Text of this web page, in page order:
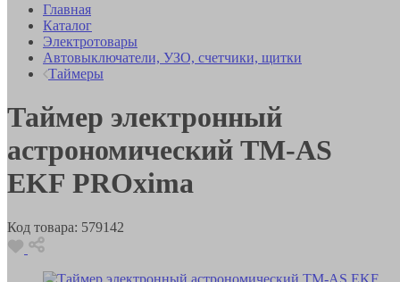
Главная
Каталог
Электротовары
Автовыключатели, УЗО, счетчики, щитки
Таймеры
Таймер электронный
астрономический TM-АS
EKF PROxima
Код товара: 579142